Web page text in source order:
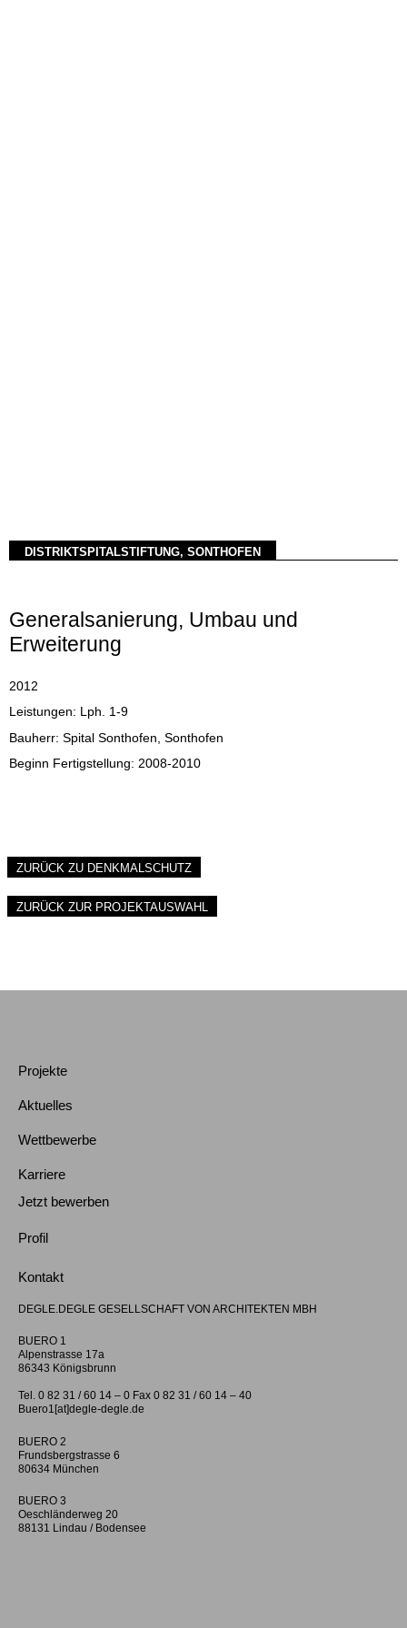
DISTRIKTSPITALSTIFTUNG, SONTHOFEN
Generalsanierung, Umbau und
Erweiterung
2012
Leistungen: Lph. 1-9
Bauherr: Spital Sonthofen, Sonthofen
Beginn Fertigstellung: 2008-2010
ZURÜCK ZU DENKMALSCHUTZ
ZURÜCK ZUR PROJEKTAUSWAHL
Projekte
Aktuelles
Wettbewerbe
Karriere
Jetzt bewerben
Profil
Kontakt
DEGLE.DEGLE GESELLSCHAFT VON ARCHITEKTEN MBH
BUERO 1
Alpenstrasse 17a
86343 Königsbrunn
Tel. 0 82 31 / 60 14 – 0 Fax 0 82 31 / 60 14 – 40
Buero1[at]degle-degle.de
BUERO 2
Frundsbergstrasse 6
80634 München
BUERO 3
Oeschländerweg 20
88131 Lindau / Bodensee